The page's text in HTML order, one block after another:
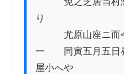
り
尤原山座ニ而今
一　　同寅五月五日
屋小へや